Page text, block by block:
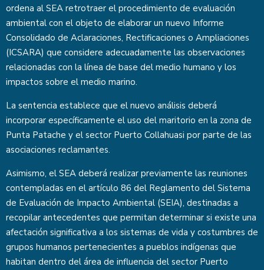
ordena al SEA retrotraer el procedimiento de evaluación
ambiental con el objeto de elaborar un nuevo Informe
Consolidado de Aclaraciones, Rectificaciones o Ampliaciones
(ICSARA) que considere adecuadamente las observaciones
relacionadas con la línea de base del medio humano y los
impactos sobre el medio marino.
La sentencia establece que el nuevo análisis deberá
incorporar específicamente el uso del maritorio en la zona de
Punta Patache y el sector Puerto Collahuasi por parte de las
asociaciones reclamantes.
Asimismo, el SEA deberá realizar previamente las reuniones
contempladas en el artículo 86 del Reglamento del Sistema
de Evaluación de Impacto Ambiental (SEIA), destinadas a
recopilar antecedentes que permitan determinar si existe una
afectación significativa a los sistemas de vida y costumbres de
grupos humanos pertenecientes a pueblos indígenas que
habitan dentro del área de influencia del sector Puerto